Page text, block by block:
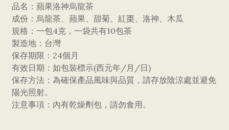
品名：蘋果洛神烏龍茶
成份：烏龍茶、蘋果、甜菊、紅棗、洛神、木瓜
規格：一包4克，一袋共有10包茶
製造地：台灣
保存期限：24個月
有效日期：如包裝標示(西元年/月/日)
保存方法：為確保產品風味與品質，請存放陰涼處並避免
陽光照射。
注意事項：內有乾燥劑包，請勿食用。